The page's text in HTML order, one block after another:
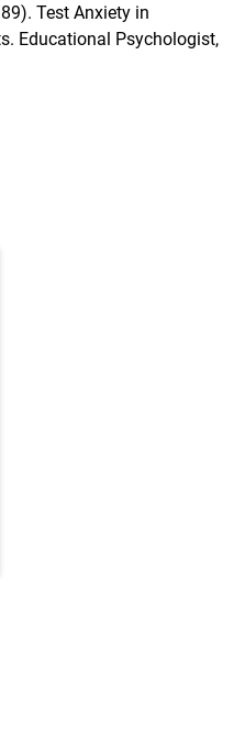
Test Anxiety in
Educational Psychologist,